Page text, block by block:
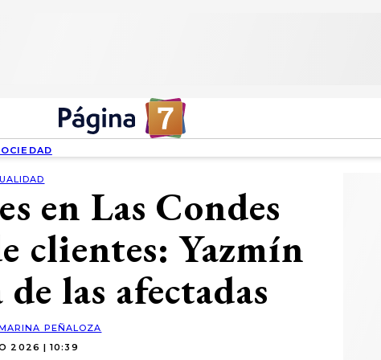
en Las Condes
clientes: Yazmín
las afectadas
PEÑALOZA
2026 | 10:39